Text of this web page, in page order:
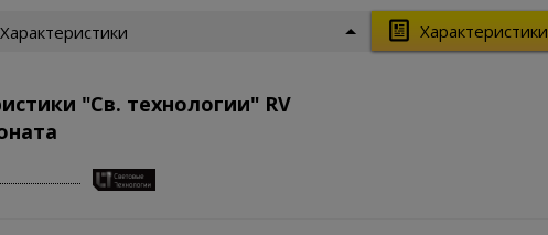
Характеристики
Характеристики
"Св. технологии" RV